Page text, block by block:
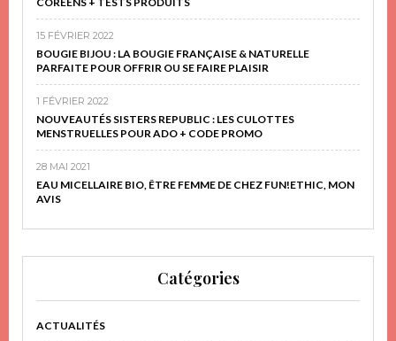
15 FÉVRIER 2022
BOUGIE BIJOU : LA BOUGIE FRANÇAISE & NATURELLE
PARFAITE POUR OFFRIR OU SE FAIRE PLAISIR
1 FÉVRIER 2022
NOUVEAUTÉS SISTERS REPUBLIC : LES CULOTTES
MENSTRUELLES POUR ADO + CODE PROMO
28 MAI 2021
EAU MICELLAIRE BIO, ÊTRE FEMME DE CHEZ FUN!ETHIC, MON
AVIS
Catégories
ACTUALITÉS